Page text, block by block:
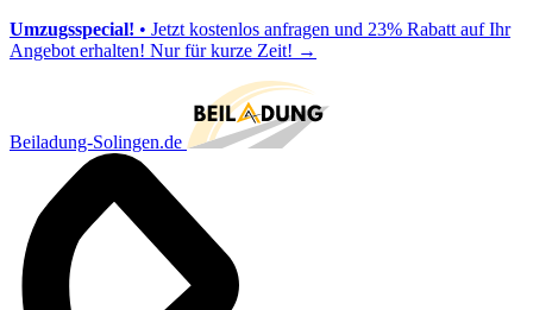
Umzugsspecial! • Jetzt kostenlos anfragen und 23% Rabatt auf Ihr
Angebot erhalten! Nur für kurze Zeit! →
Beiladung-Solingen.de